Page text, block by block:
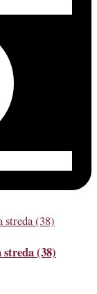
(38)